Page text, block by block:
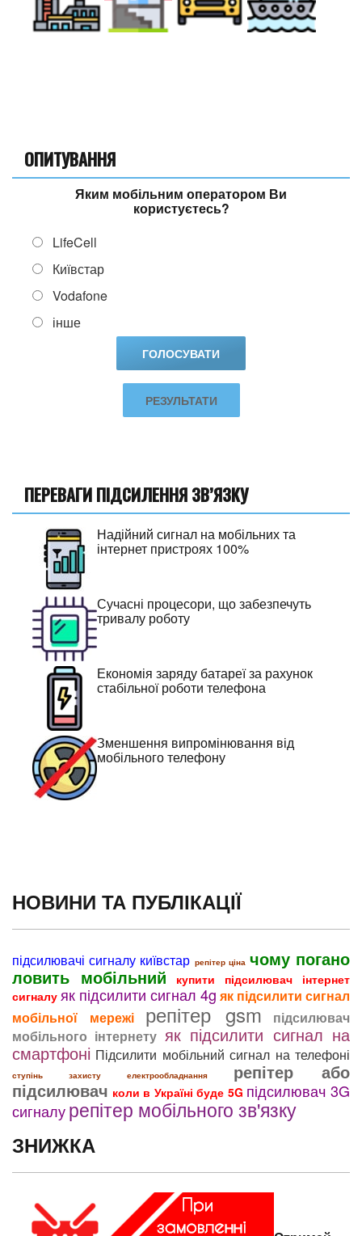
ОПИТУВАННЯ
Яким мобільним оператором Ви
користуєтесь?
LifeCell
Київстар
Vodafone
інше
РЕЗУЛЬТАТИ
ПЕРЕВАГИ ПІДСИЛЕННЯ ЗВ’ЯЗКУ
Надійний сигнал на мобільних та
інтернет пристроях 100%
Сучасні процесори, що забезпечуть
тривалу роботу
Економія заряду батареї за рахунок
стабільної роботи телефона
Зменшення випромінювання від
мобільного телефону
НОВИНИ ТА ПУБЛІКАЦІЇ
підсилювачі сигналу київстар репітер ціна чому погано
ловить мобільний
купити підсилювач інтернет
сигналу як підсилити сигнал 4g як підсилити сигнал
мобільної мережі
репітер gsm
підсилювач
мобільного інтернету як підсилити сигнал на
смартфоні Підсилити мобільний сигнал на телефоні
ступінь захисту електрообладнання репітер або
підсилювач коли в Україні буде 5G підсилювач 3G
сигналурепітер мобільного зв'язку
ЗНИЖКА